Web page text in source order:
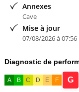
Annexes
Cave
Mise à jour
07/08/2026 à 07:56
Diagnostic de
A B C D E F G